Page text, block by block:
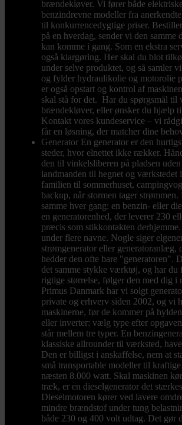
brændekløver. Vi fører både
benzindrevne modeller fra
til konkurrencedygtige priser.
på en hverdag, sender vi den samme
kan komme i gang. Som en ekstra
også klargøring. Her skal du blot
under selve produktet, og så samler
og fylder hydraulikolie og motorolie
er også opstart og kontrol af
skal stå for det. Har du spørgsmål til
brændekløver, eller ønsker du hjælp
Kontakt vores kundeservice – vi
får en løsning, der matcher dine
Generator En generator er den
steder, hvor elnettet ikke rækker.
den til vinkelsliberen på pladsen
landmanden til hegnet og værkstedet
familien til sommerhuset,
backup, når stormen tager strømmen.
samme hver gang: en benzin- eller
en generatorenhed, der leverer 230
præcis som stikkontakten
under flere navne. Nogle siger
strømgenerator eller generatoranlæg,
hedder den ofte bare "generatoren".
det samme stykke værktøj, og har du
rigtige størrelse, følger den med dig i
Primus Danmark har vi solgt
private og erhverv siden 2002, og vi
maskinerne, før de kommer på
eller inverter: vælg type efter
står mellem tre typer. En
klassiske allrounder til værksted,
Den er billigst i anskaffelse, nem at
små transportable modeller til
næsten 8.000 watt. Skal maskinen
træk, er en dieselgenerator det
Dieselmotoren kører ved lavere
mindre brændstof under tung
både 230 og 400 volt udtag. Det gør